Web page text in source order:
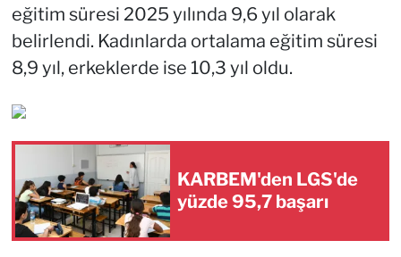
eğitim süresi 2025 yılında 9,6 yıl olarak
belirlendi. Kadınlarda ortalama eğitim süresi
8,9 yıl, erkeklerde ise 10,3 yıl oldu.
KARBEM'den LGS'de
yüzde 95,7 başarı